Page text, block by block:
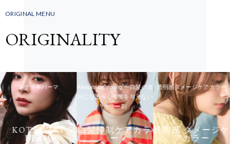
ORIGINAL MENU
ORIGINALITY
コテマキパーマ
KOTEMAKI
PERM
Always be young 〜白髪の進
行になるべく影響を与えない
カラー剤
白髪抑制ケアカラ
ー
透明感ダメージケアカラー
透明感 ダメージケ
アカラー